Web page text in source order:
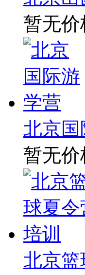
暂无价
北京
暂无价
北京篮